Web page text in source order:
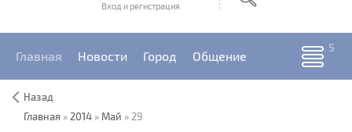
Вход и регистрация
Главная Новости Город Общение
Назад
Главная » 2014 » Май » 29